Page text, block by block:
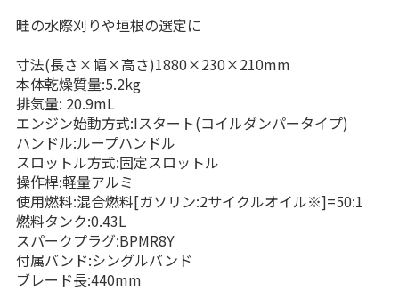
畦の水際刈りや垣根の選定に
寸法(長さ×幅×高さ)1880×230×210mm
本体乾燥質量:5.2kg
排気量: 20.9mL
エンジン始動方式:Iスタート(コイルダンパータイプ)
ハンドル:ループハンドル
スロットル方式:固定スロットル
操作桿:軽量アルミ
使用燃料:混合燃料[ガソリン:2サイクルオイル※]=50:1
燃料タンク:0.43L
スパークプラグ:BPMR8Y
付属バンド:シングルバンド
ブレード長:440mm